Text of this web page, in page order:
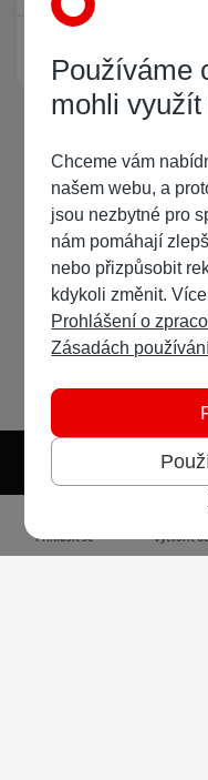
Žádný registrovaný
Světlý režim Předvolba
Přihlásit se Vytvořit
Používáme
mohli
Chceme vám
našem webu, a
jsou nezbytné pro
nám pomáhají
nebo přizpůsobit
kdykoli změnit.
Prohlášení o
Zásadách